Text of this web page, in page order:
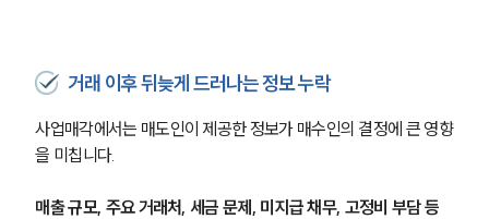
거래 이후 뒤늦게 드러나는 정보 누락
사업매각에서는 매도인이 제공한 정보가 매수인의 결정에 큰 영향
을 미칩니다.
매출 규모, 주요 거래처, 세금 문제, 미지급 채무, 고정비 부담 등